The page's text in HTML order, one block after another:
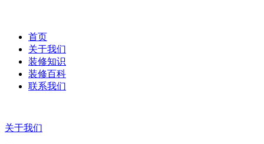
首页
关于我们
装修知识
装修百科
联系我们
关于我们